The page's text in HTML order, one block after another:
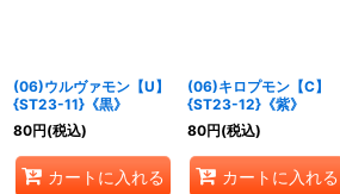
(06)ウルヴァモン【U】
{ST23-11}《黒》
80円(税込)
カートに入れる
(06)キロプモン【C】
{ST23-12}《紫》
80円(税込)
カートに入れる